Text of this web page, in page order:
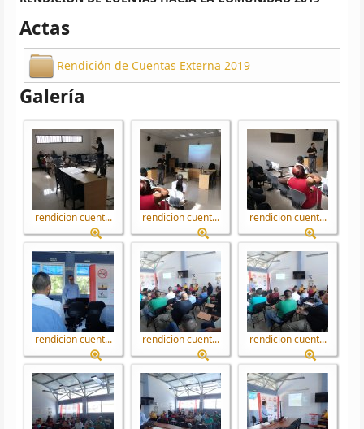
Actas
Rendición de Cuentas Externa 2019
Galería
rendicion cuent... rendicion cuent... rendicion cuent...
rendicion cuent... rendicion cuent... rendicion cuent...